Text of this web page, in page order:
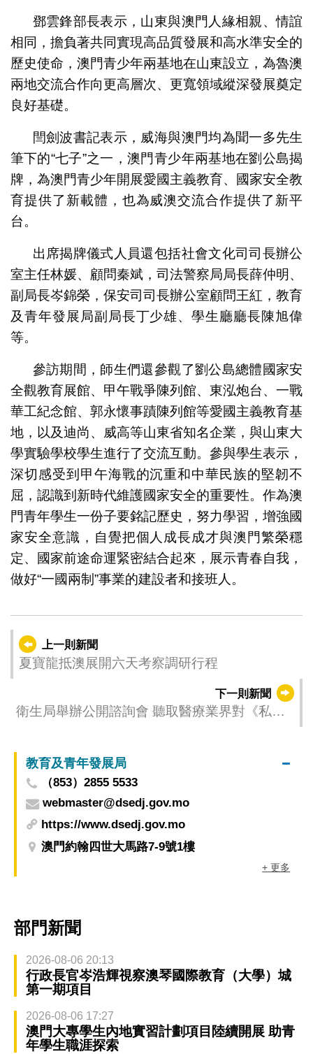
鄧雲鋒部長表示，山東與澳門人緣相親、情誼
相同，擔負著共同實現高品質發展和高水準安全的
歷史使命，澳門青少年兩基地在山東設立，為魯澳
兩地交流合作向更高層次、更寬領域縱深發展奠定
良好基礎。
閆劍波書記表示，威海與澳門均為聞一多先生
筆下的“七子”之一，澳門青少年兩基地在劉公島揭
牌，為澳門青少年開展愛國主義教育、國家安全教
育提供了新載體，也為威澳交流合作提供了新平
台。
出席揭牌儀式人員還包括社會文化司司長辦公
室主任林媛、顧問秦斌，司法警察局局長薛仲明、
副局長岑錦榮，保安司司長辦公室顧問王紅，教育
及青年發展局副局長丁少雄、學生廳廳長陳旭偉
等。
參訪期間，師生們還參觀了劉公島總體國家安
全觀教育展館、甲午戰爭陳列館、東泓炮台、一戰
華工紀念館、郭永懷事蹟陳列館等愛國主義教育基
地，以及迪尚、威高等山東省知名企業，與山東大
學實驗學校學生進行了交流互動。參與學生表示，
深切感受到甲午海戰的沉重和中華民族的堅韌不
屈，認識到新時代維護國家安全的重要性。作為澳
門青年學生一份子要銘記歷史，努力學習，增強國
家安全意識，自覺把個人成長成才與澳門繁榮穩
定、國家前途命運緊密結合起來，展示青春自我，
做好“一國兩制”事業的建設者和接班人。
上一則新聞
夏寶龍抵澳展開六天考察調研行程
下一則新聞
衛生局舉辦公開諮詢會 聽取醫療業界對《私營
教育及青年發展局
（853）2855 5533
webmaster@dsedj.gov.mo
https://www.dsedj.gov.mo
澳門約翰四世大馬路7-9號1樓
+ 更多
部門新聞
2026-08-06 20:13
行政長官岑浩輝視察澳琴國際教育（大學）城
第一期項目
2026-08-06 17:27
澳門大專學生內地實習計劃項目陸續開展 助青
年學生職涯探索